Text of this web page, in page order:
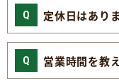
定休日はあり
営業時間を教